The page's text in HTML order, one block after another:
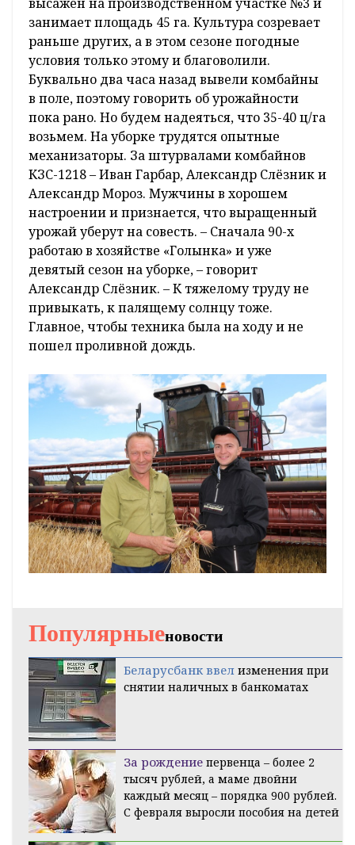
высажен на производственном участке №3 и
занимает площадь 45 га. Культура созревает
раньше других, а в этом сезоне погодные
условия только этому и благоволили.
Буквально два часа назад вывели комбайны
в поле, поэтому говорить об урожайности
пока рано. Но будем надеяться, что 35-40 ц/га
возьмем. На уборке трудятся опытные
механизаторы. За штурвалами комбайнов
КЗС-1218 – Иван Гарбар, Александр Слёзник и
Александр Мороз. Мужчины в хорошем
настроении и признается, что выращенный
урожай уберут на совесть. – Сначала 90-х
работаю в хозяйстве «Голынка» и уже
девятый сезон на уборке, – говорит
Александр Слёзник. – К тяжелому труду не
привыкать, к палящему солнцу тоже.
Главное, чтобы техника была на ходу и не
пошел проливной дождь.
Популярныеновости
Беларусбанк ввел изменения при
снятии наличных в банкоматах
За рождение первенца – более 2
тысяч рублей, а маме двойни
каждый месяц – порядка 900 рублей.
С февраля выросли пособия на детей